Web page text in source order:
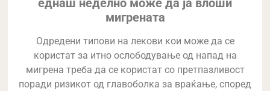
еднаш неделно може да ја влоши
мигрената
Одредени типови на лекови кои може да се
користат за итно ослободување од напад на
мигрена треба да се користат со претпазливост
поради ризикот од главоболка за враќање, според